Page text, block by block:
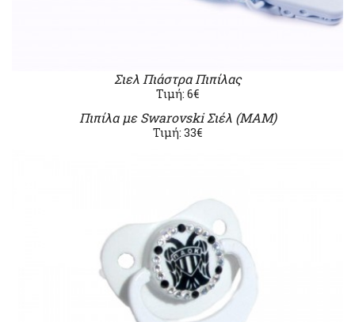
Σιελ Πιάστρα Πιπίλας
Τιμή: 6€
Πιπίλα με Swarovski Σιέλ (ΜΑΜ)
Τιμή: 33€